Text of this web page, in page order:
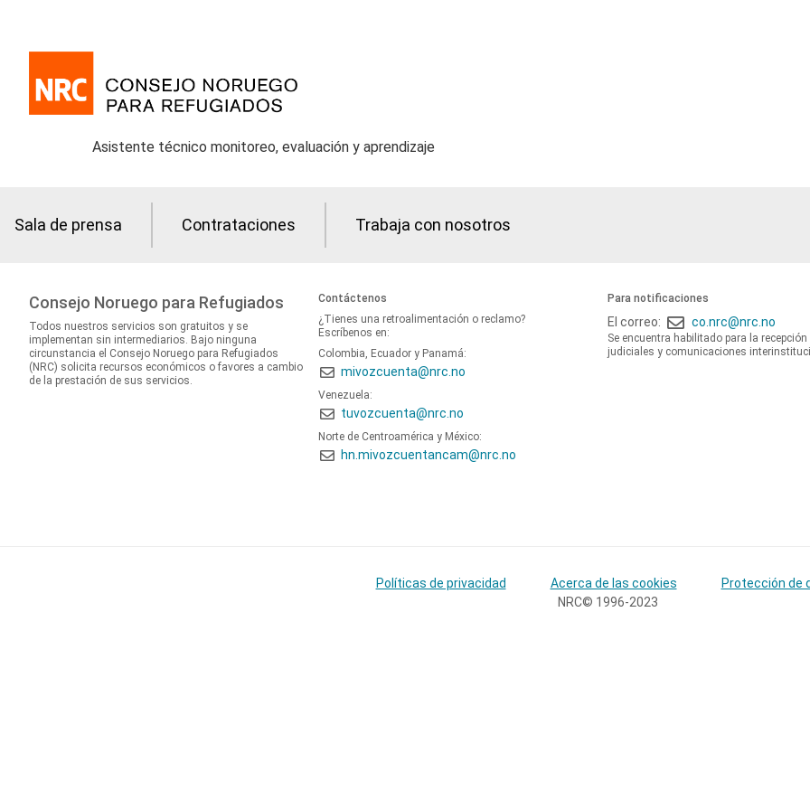
Asistente técnico monitoreo, evaluación y aprendizaje
Sala de prensa Contrataciones Trabaja con nosotros
Consejo Noruego para Refugiados
Todos nuestros servicios son gratuitos y se
implementan sin intermediarios. Bajo ninguna
circunstancia el Consejo Noruego para Refugiados
(NRC) solicita recursos económicos o favores a cambio
de la prestación de sus servicios.
Contáctenos
¿Tienes una retroalimentación o reclamo?
Escríbenos en:
Colombia, Ecuador y Panamá:
mivozcuenta@nrc.no
Venezuela:
tuvozcuenta@nrc.no
Norte de Centroamérica y México:
hn.mivozcuentancam@nrc.no
Para notificaciones
El correo: co.nrc@nrc.no
Se encuentra habilitado para la
judiciales y comunicaciones
Políticas de privacidad Acerca de las cookies
Protección de
NRC© 1996-2023